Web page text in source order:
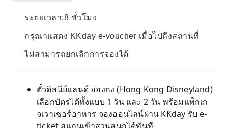
ระยะเวลา:8 ชั่วโมง
กรุณาแสดง KKday e-voucher เมื่อไปถึงสถานที่
ไม่สามารถยกเลิกการจองได้
ตั๋วดิสนีย์แลนด์ ฮ่องกง (Hong Kong Disneyland)
เลือกบัตรได้ทั้งแบบ 1 วัน และ 2 วัน พร้อมแพ็กเก
จเวาเชอร์อาหาร จองออนไลน์ผ่าน KKday รับ e-